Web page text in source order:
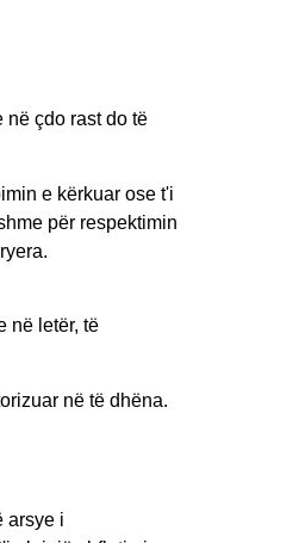
në çdo rast do të
e kërkuar ose t'i
për respektimin
në letër, të
në të dhëna.
arsye i